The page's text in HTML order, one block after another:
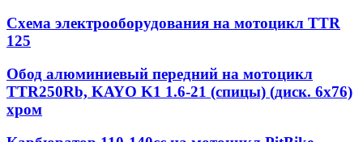
Схема электрооборудования на мотоцикл TTR
125
Обод алюминиевый передний на мотоцикл
TTR250Rb, KAYO K1 1.6-21 (спицы) (диск. 6x76)
хром